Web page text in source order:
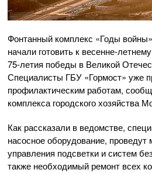
Фонтанный комплекс «Годы
начали готовить к весенне-
75-летия победы в Великой
Специалисты ГБУ «Гормост» уже
профилактическим работам,
комплекса городского хозяйства
Как рассказали в ведомстве,
насосное оборудование,
управления подсветки и систем
также необходимый ремонт всех